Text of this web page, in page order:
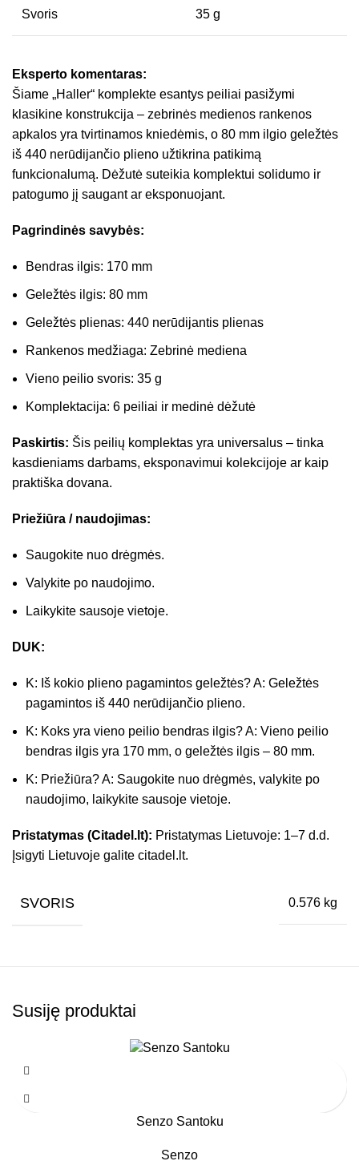
Svoris 35 g
Eksperto komentaras:
Šiame „Haller“ komplekte esantys peiliai pasižymi
klasikine konstrukcija – zebrinės medienos rankenos
apkalos yra tvirtinamos kniedėmis, o 80 mm ilgio geležtės
iš 440 nerūdijančio plieno užtikrina patikimą
funkcionalumą. Dėžutė suteikia komplektui solidumo ir
patogumo jį saugant ar eksponuojant.
Pagrindinės savybės:
Bendras ilgis: 170 mm
Geležtės ilgis: 80 mm
Geležtės plienas: 440 nerūdijantis plienas
Rankenos medžiaga: Zebrinė mediena
Vieno peilio svoris: 35 g
Komplektacija: 6 peiliai ir medinė dėžutė
Paskirtis: Šis peilių komplektas yra universalus – tinka
kasdieniams darbams, eksponavimui kolekcijoje ar kaip
praktiška dovana.
Priežiūra / naudojimas:
Saugokite nuo drėgmės.
Valykite po naudojimo.
Laikykite sausoje vietoje.
DUK:
K: Iš kokio plieno pagamintos geležtės? A: Geležtės
pagamintos iš 440 nerūdijančio plieno.
K: Koks yra vieno peilio bendras ilgis? A: Vieno peilio
bendras ilgis yra 170 mm, o geležtės ilgis – 80 mm.
K: Priežiūra? A: Saugokite nuo drėgmės, valykite po
naudojimo, laikykite sausoje vietoje.
Pristatymas (Citadel.lt): Pristatymas Lietuvoje: 1–7 d.d.
Įsigyti Lietuvoje galite citadel.lt.
SVORIS 0.576 kg
Susiję produktai
Senzo Santoku
Senzo